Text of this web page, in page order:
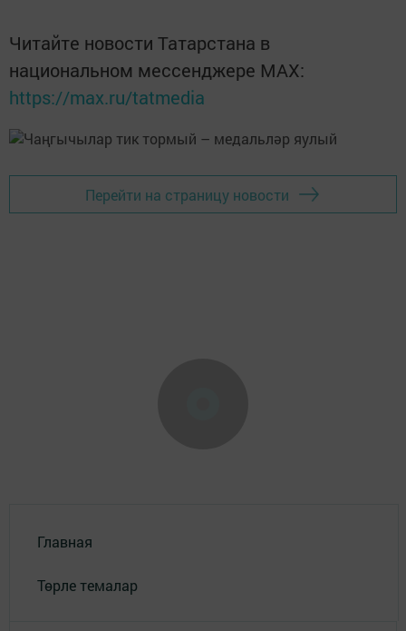
Читайте новости Татарстана в
национальном мессенджере MАХ:
https://max.ru/tatmedia
Перейти на страницу новости
Главная
Төрле темалар